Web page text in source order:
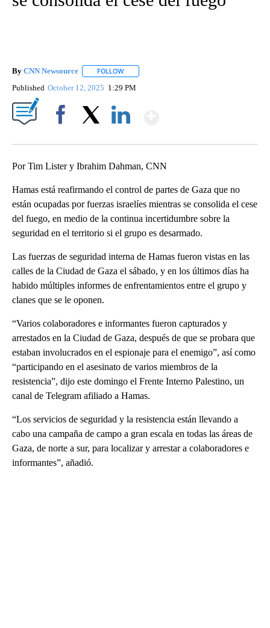
By CNN Newsource FOLLOW
Published October 12, 2025 1:29 PM
Por Tim Lister y Ibrahim Dahman, CNN
Hamas está reafirmando el control de partes de Gaza que no
están ocupadas por fuerzas israelíes mientras se consolida el cese
del fuego, en medio de la continua incertidumbre sobre la
seguridad en el territorio si el grupo es desarmado.
Las fuerzas de seguridad interna de Hamas fueron vistas en las
calles de la Ciudad de Gaza el sábado, y en los últimos días ha
habido múltiples informes de enfrentamientos entre el grupo y
clanes que se le oponen.
“Varios colaboradores e informantes fueron capturados y
arrestados en la Ciudad de Gaza, después de que se probara que
estaban involucrados en el espionaje para el enemigo”, así como
“participando en el asesinato de varios miembros de la
resistencia”, dijo este domingo el Frente Interno Palestino, un
canal de Telegram afiliado a Hamas.
“Los servicios de seguridad y la resistencia están llevando a
cabo una campaña de campo a gran escala en todas las áreas de
Gaza, de norte a sur, para localizar y arrestar a colaboradores e
informantes”, añadió.